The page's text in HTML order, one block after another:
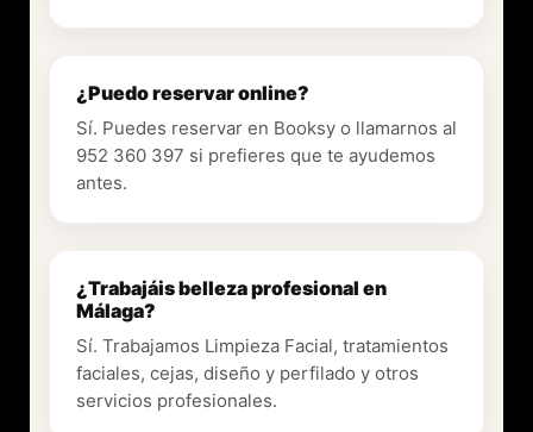
¿Puedo reservar online?
Sí. Puedes reservar en Booksy o llamarnos al
952 360 397 si prefieres que te ayudemos
antes.
¿Trabajáis belleza profesional en
Málaga?
Sí. Trabajamos Limpieza Facial, tratamientos
faciales, cejas, diseño y perfilado y otros
servicios profesionales.